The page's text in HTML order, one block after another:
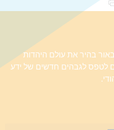
בהיר את עולם היהדות
לטפס לגבהים חדשים של ידע